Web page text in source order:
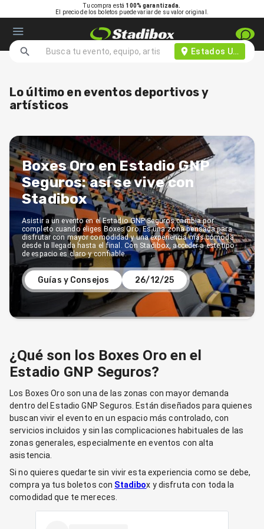
Tu compra está 100% garantizada.
El precio de los boletos puede variar de su valor original.
Estados Unidos
Lo último en eventos deportivos y
artísticos
Boxes Oro en Estadio GNP
Seguros: así se vive con
Stadibox
Guías y Consejos 26/12/25
Asistir a un evento en el Estadio GNP Seguros cambia por
completo cuando eliges Boxes Oro. Es una zona pensada para
disfrutar con mayor comodidad y una experiencia más cómoda
desde la llegada hasta el final. Con Stadibox, acceder a este tipo
de espacio es claro y confiable.
¿Qué son los Boxes Oro en el
Estadio GNP Seguros?
Los Boxes Oro son una de las zonas con mayor demanda
dentro del Estadio GNP Seguros. Están diseñados para quienes
buscan vivir el evento en un espacio más controlado, con
servicios incluidos y sin las complicaciones habituales de las
zonas generales, especialmente en eventos con alta
asistencia.
Si no quieres quedarte sin vivir esta experiencia como se debe,
compra ya tus boletos con Stadibox y disfruta con toda la
comodidad que te mereces.